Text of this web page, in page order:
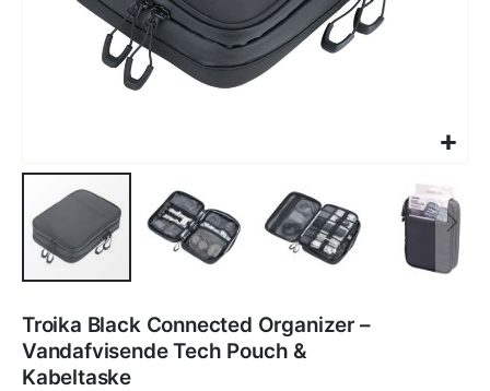
starten
af
billedgalleriet
Troika Black Connected Organizer –
Vandafvisende Tech Pouch &
Kabeltaske